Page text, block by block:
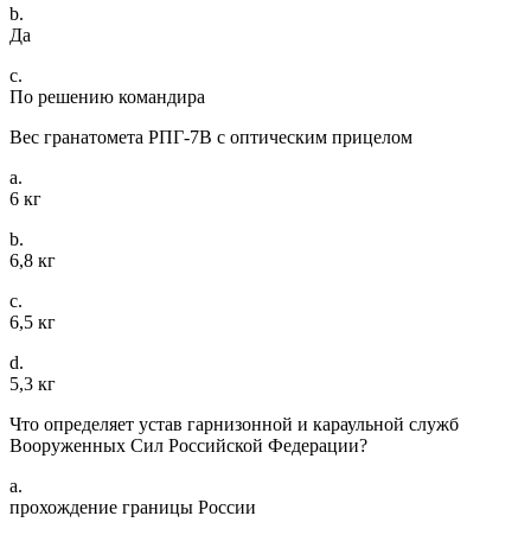
b.
Да
c.
По решению командира
Вес гранатомета РПГ-7В с оптическим прицелом
a.
6 кг
b.
6,8 кг
c.
6,5 кг
d.
5,3 кг
Что определяет устав гарнизонной и караульной служб
Вооруженных Сил Российской Федерации?
a.
прохождение границы России